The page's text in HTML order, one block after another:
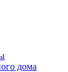
дома